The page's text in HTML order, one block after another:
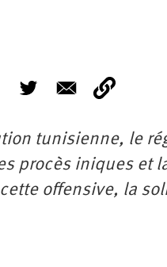
tunisienne, le
procès iniques et
offensive, la